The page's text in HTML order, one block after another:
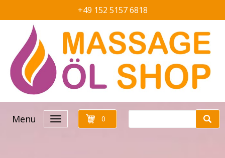
+49 152 5157 6818
Menu 0